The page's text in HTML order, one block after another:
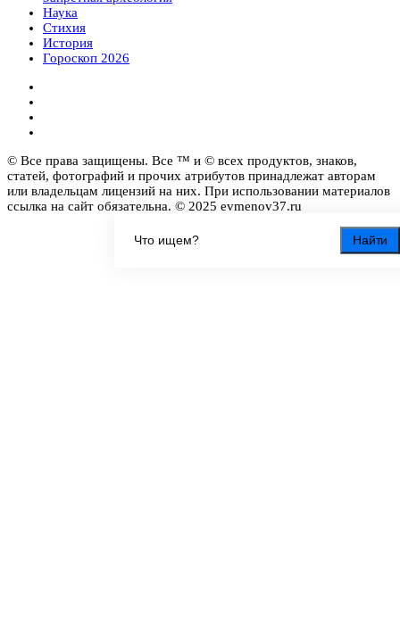
Найти
Наука
Стихия
История
Гороскоп 2026
© Все права защищены. Все ™ и © всех продуктов, знаков,
статей, фотографий и прочих атрибутов принадлежат авторам
или владельцам лицензий на них. При использовании материалов
ссылка на сайт обязательна. © 2025 evmenov37.ru